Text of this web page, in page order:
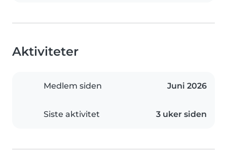
Aktiviteter
Medlem siden Juni 2026
Siste aktivitet 3 uker siden